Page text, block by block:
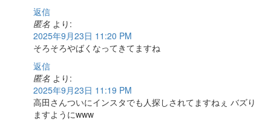
返信
匿名 より:
2025年9月23日 11:20 PM
そろそろやばくなってきてますね
返信
匿名 より:
2025年9月23日 11:19 PM
高田さんついにインスタでも人探しされてますねぇ バズり
ますように‪‪‪w‪w‪w